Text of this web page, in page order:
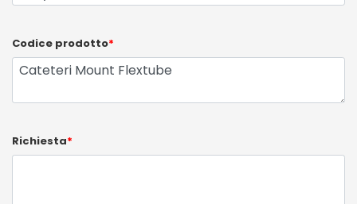
Codice prodotto*
Richiesta*